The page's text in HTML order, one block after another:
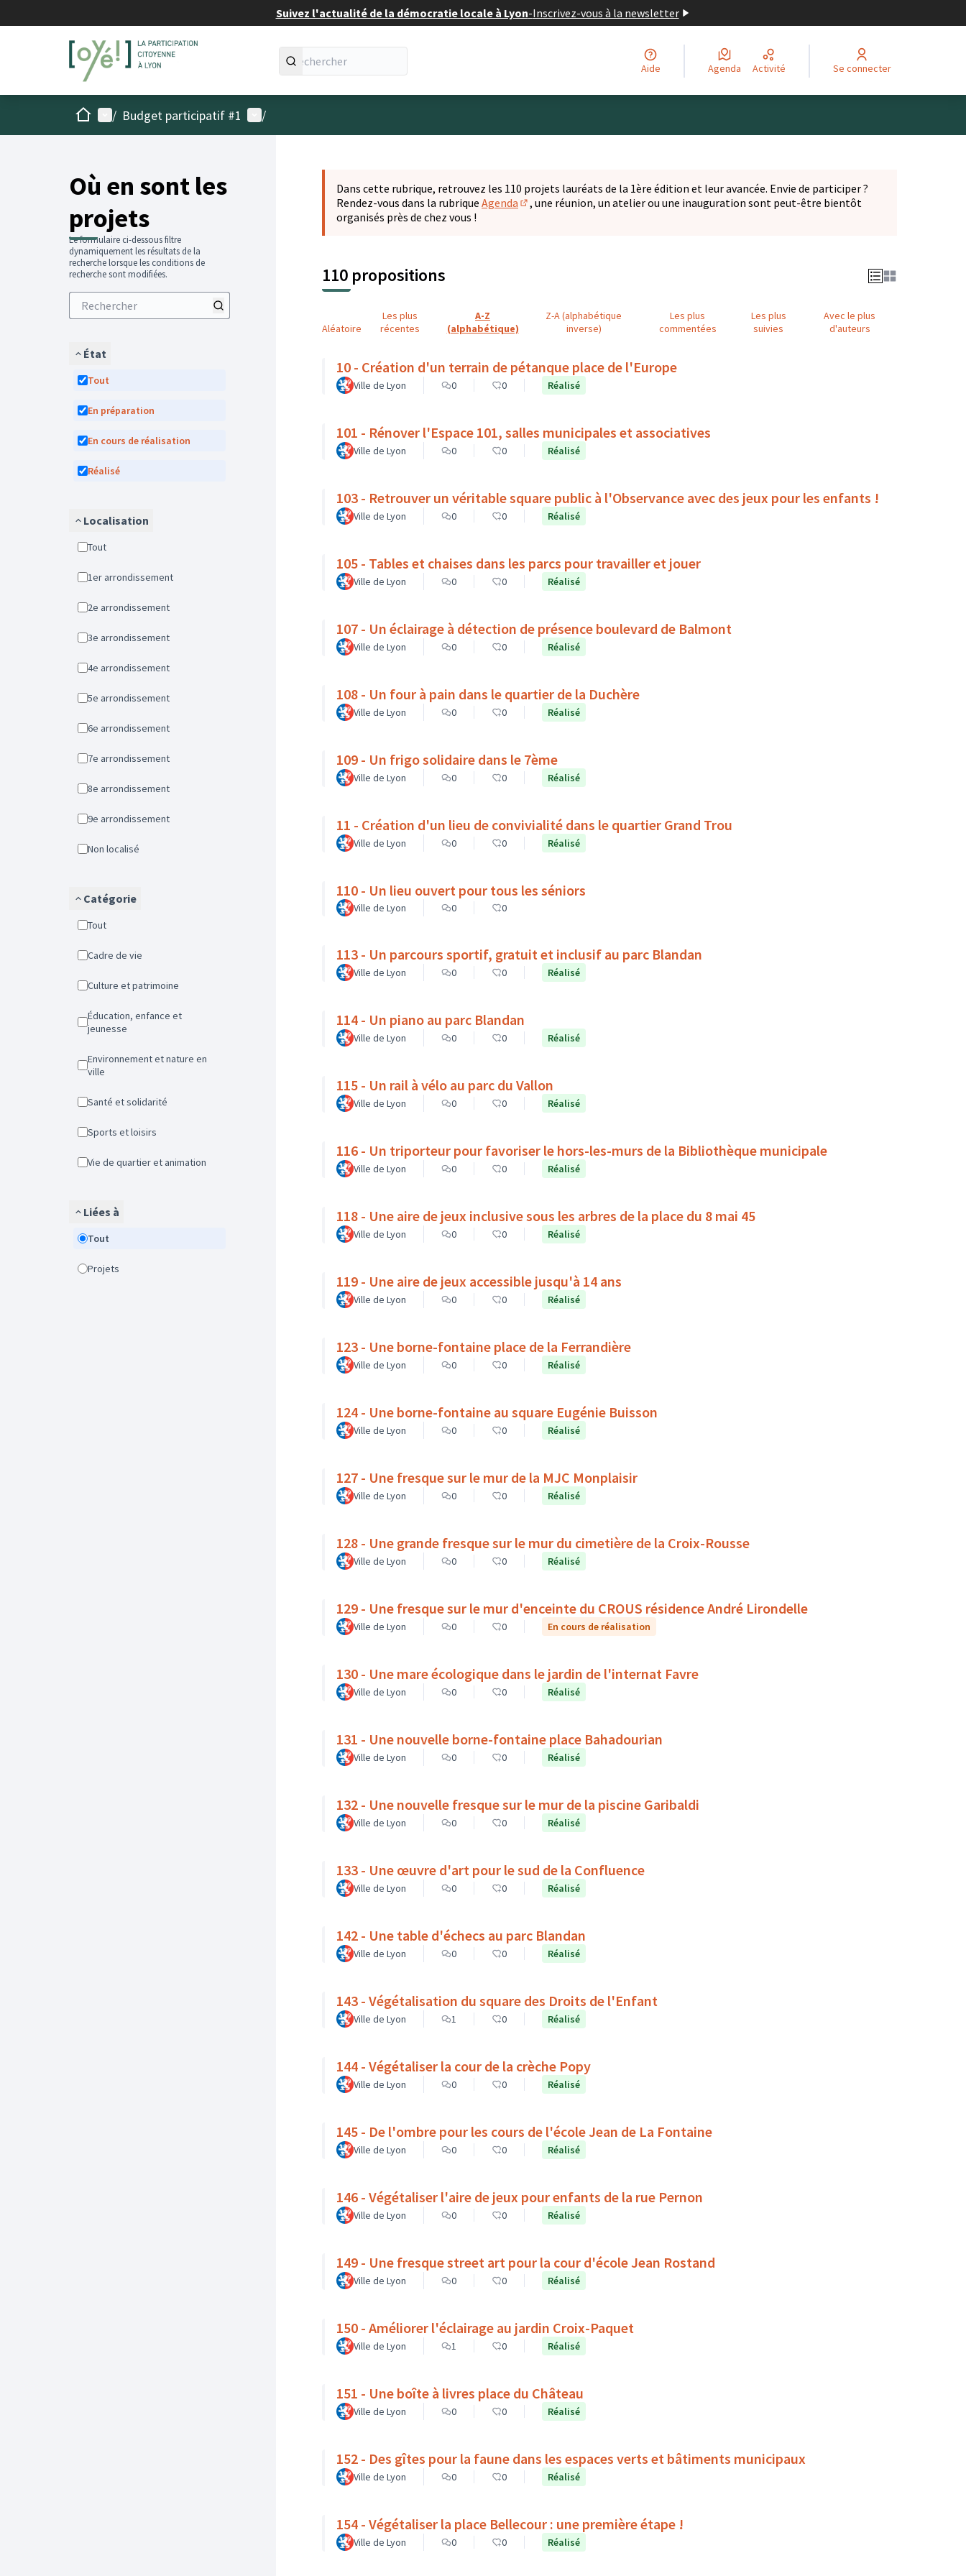
Suivez l'actualité de la démocratie locale à Lyon-Inscrivez-vous à la newsletter
Aide Agenda Activité Se connecter
AccueilMenu principal
/ Budget participatif #1 Menu utilisateur
/
Où en sont les
projets
Le formulaire ci-dessous filtre
dynamiquement les résultats de la
recherche lorsque les conditions de
recherche sont modifiées.
État
Tout
En préparation
En cours de réalisation
Réalisé
Localisation
Tout
1er arrondissement
2e arrondissement
3e arrondissement
4e arrondissement
5e arrondissement
6e arrondissement
7e arrondissement
8e arrondissement
9e arrondissement
Non localisé
Catégorie
Tout
Cadre de vie
Culture et patrimoine
Éducation, enfance et
jeunesse
Environnement et nature en
ville
Santé et solidarité
Sports et loisirs
Vie de quartier et animation
Liées à
Tout
Projets
Dans cette rubrique, retrouvez les 110 projets lauréats de la 1ère édition et leur avancée. Envie de participer ?
Rendez-vous dans la rubrique Agenda
(S'ouvre dans un nouvel onglet)
, une réunion, un atelier ou une inauguration sont peut-être bientôt
organisés près de chez vous !
110 propositions
Aléatoire
Les plus
récentes
A-Z
(alphabétique)
Z-A (alphabétique
inverse)
Les plus
commentées
Les plus
suivies
Avec le plus
d'auteurs
10 - Création d'un terrain de pétanque place de l'Europe
Ville de Lyon 0 0 Réalisé
101 - Rénover l'Espace 101, salles municipales et associatives
Ville de Lyon 0 0 Réalisé
103 - Retrouver un véritable square public à l'Observance avec des jeux pour les enfants !
Ville de Lyon 0 0 Réalisé
105 - Tables et chaises dans les parcs pour travailler et jouer
Ville de Lyon 0 0 Réalisé
107 - Un éclairage à détection de présence boulevard de Balmont
Ville de Lyon 0 0 Réalisé
108 - Un four à pain dans le quartier de la Duchère
Ville de Lyon 0 0 Réalisé
109 - Un frigo solidaire dans le 7ème
Ville de Lyon 0 0 Réalisé
11 - Création d'un lieu de convivialité dans le quartier Grand Trou
Ville de Lyon 0 0 Réalisé
110 - Un lieu ouvert pour tous les séniors
Ville de Lyon 0 0
113 - Un parcours sportif, gratuit et inclusif au parc Blandan
Ville de Lyon 0 0 Réalisé
114 - Un piano au parc Blandan
Ville de Lyon 0 0 Réalisé
115 - Un rail à vélo au parc du Vallon
Ville de Lyon 0 0 Réalisé
116 - Un triporteur pour favoriser le hors-les-murs de la Bibliothèque municipale
Ville de Lyon 0 0 Réalisé
118 - Une aire de jeux inclusive sous les arbres de la place du 8 mai 45
Ville de Lyon 0 0 Réalisé
119 - Une aire de jeux accessible jusqu'à 14 ans
Ville de Lyon 0 0 Réalisé
123 - Une borne-fontaine place de la Ferrandière
Ville de Lyon 0 0 Réalisé
124 - Une borne-fontaine au square Eugénie Buisson
Ville de Lyon 0 0 Réalisé
127 - Une fresque sur le mur de la MJC Monplaisir
Ville de Lyon 0 0 Réalisé
128 - Une grande fresque sur le mur du cimetière de la Croix-Rousse
Ville de Lyon 0 0 Réalisé
129 - Une fresque sur le mur d'enceinte du CROUS résidence André Lirondelle
Ville de Lyon 0 0 En cours de réalisation
130 - Une mare écologique dans le jardin de l'internat Favre
Ville de Lyon 0 0 Réalisé
131 - Une nouvelle borne-fontaine place Bahadourian
Ville de Lyon 0 0 Réalisé
132 - Une nouvelle fresque sur le mur de la piscine Garibaldi
Ville de Lyon 0 0 Réalisé
133 - Une œuvre d'art pour le sud de la Confluence
Ville de Lyon 0 0 Réalisé
142 - Une table d'échecs au parc Blandan
Ville de Lyon 0 0 Réalisé
143 - Végétalisation du square des Droits de l'Enfant
Ville de Lyon 1 0 Réalisé
144 - Végétaliser la cour de la crèche Popy
Ville de Lyon 0 0 Réalisé
145 - De l'ombre pour les cours de l'école Jean de La Fontaine
Ville de Lyon 0 0 Réalisé
146 - Végétaliser l'aire de jeux pour enfants de la rue Pernon
Ville de Lyon 0 0 Réalisé
149 - Une fresque street art pour la cour d'école Jean Rostand
Ville de Lyon 0 0 Réalisé
150 - Améliorer l'éclairage au jardin Croix-Paquet
Ville de Lyon 1 0 Réalisé
151 - Une boîte à livres place du Château
Ville de Lyon 0 0 Réalisé
152 - Des gîtes pour la faune dans les espaces verts et bâtiments municipaux
Ville de Lyon 0 0 Réalisé
154 - Végétaliser la place Bellecour : une première étape !
Ville de Lyon 0 0 Réalisé